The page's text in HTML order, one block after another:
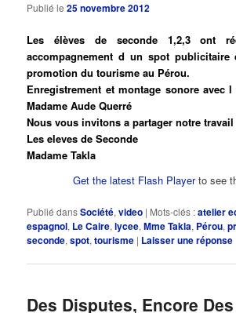
Publié le25 novembre 2012
Les élèves de seconde 1,2,3 ont
accompagnement d un spot
promotion du tourisme au Pérou.
Enregistrement et montage sonore avec
Madame Aude Querré
Nous vous invitons a partager notre travail
Les eleves de Seconde
Madame Takla
Get the latest Flash Playerto see
Publié dansSociété,video | Mots-clés :atelier
espagnol, Le Caire,lycee,Mme Takla, Pérou,
seconde,spot,tourisme | Laisser une réponse
Des Disputes, Encore Des